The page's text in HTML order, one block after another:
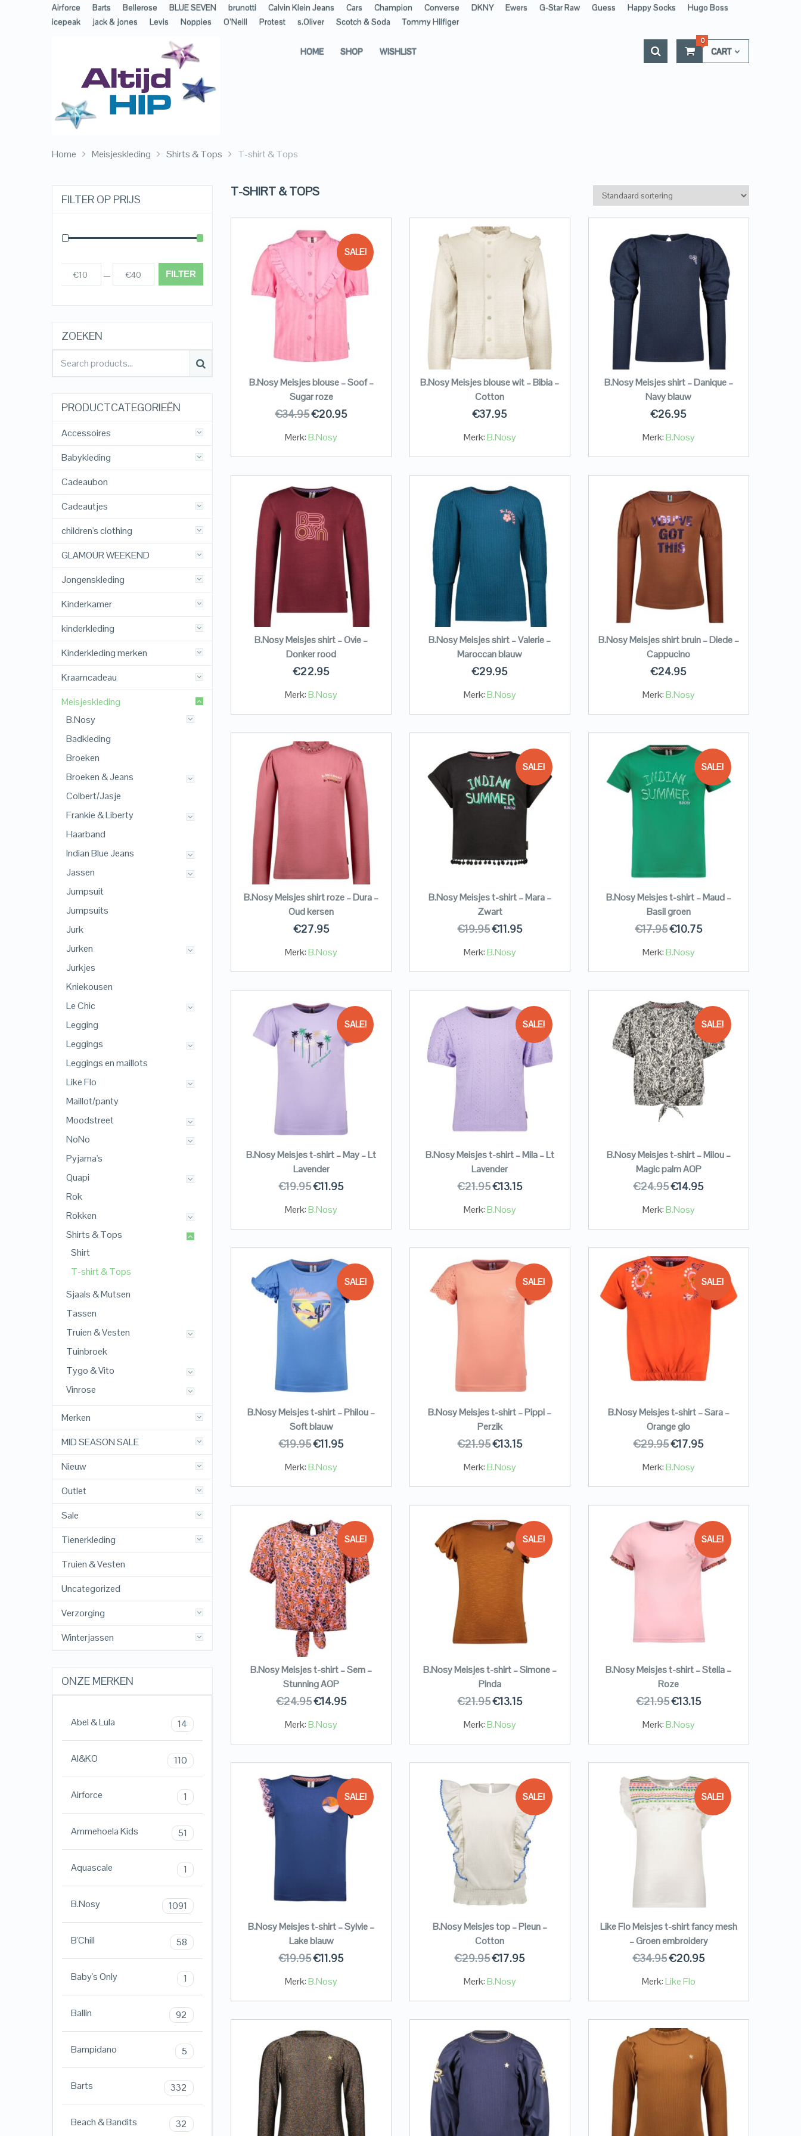
Airforce Barts Bellerose BLUE SEVEN brunotti Calvin Klein Jeans Cars Champion Converse DKNY Ewers G-Star Raw Guess Happy Socks
Hugo Boss
icepeak
jack & jones Levis Noppies O’Neill Protest s.Oliver Scotch & Soda Tommy Hilfiger
HOME SHOP WISHLIST CART
0
Home Meisjeskleding Shirts & Tops T-shirt & Tops
T-SHIRT & TOPS
SALE!
B.Nosy Meisjes blouse – Soof –
Sugar roze
€34.95€20.95
Merk:B.Nosy
B.Nosy Meisjes blouse wit – Bibia –
Cotton
€37.95
Merk:B.Nosy
B.Nosy Meisjes shirt – Danique –
Navy blauw
€26.95
Merk:B.Nosy
B.Nosy Meisjes shirt – Ovie –
Donker rood
€22.95
Merk:B.Nosy
B.Nosy Meisjes shirt – Valerie –
Maroccan blauw
€29.95
Merk:B.Nosy
B.Nosy Meisjes shirt bruin – Diede –
Cappucino
€24.95
Merk:B.Nosy
B.Nosy Meisjes shirt roze – Dura –
Oud kersen
€27.95
Merk:B.Nosy
SALE!
B.Nosy Meisjes t-shirt – Mara –
Zwart
€19.95€11.95
Merk:B.Nosy
SALE!
B.Nosy Meisjes t-shirt – Maud –
Basil groen
€17.95€10.75
Merk:B.Nosy
SALE!
B.Nosy Meisjes t-shirt – May – Lt
Lavender
€19.95€11.95
Merk:B.Nosy
SALE!
B.Nosy Meisjes t-shirt – Mila – Lt
Lavender
€21.95€13.15
Merk:B.Nosy
SALE!
B.Nosy Meisjes t-shirt – Milou –
Magic palm AOP
€24.95€14.95
Merk:B.Nosy
SALE!
B.Nosy Meisjes t-shirt – Philou –
Soft blauw
€19.95€11.95
Merk:B.Nosy
SALE!
B.Nosy Meisjes t-shirt – Pippi –
Perzik
€21.95€13.15
Merk:B.Nosy
SALE!
B.Nosy Meisjes t-shirt – Sara –
Orange glo
€29.95€17.95
Merk:B.Nosy
SALE!
B.Nosy Meisjes t-shirt – Sem –
Stunning AOP
€24.95€14.95
Merk:B.Nosy
SALE!
B.Nosy Meisjes t-shirt – Simone –
Pinda
€21.95€13.15
Merk:B.Nosy
SALE!
B.Nosy Meisjes t-shirt – Stella –
Roze
€21.95€13.15
Merk:B.Nosy
SALE!
B.Nosy Meisjes t-shirt – Sylvie –
Lake blauw
€19.95€11.95
Merk:B.Nosy
SALE!
B.Nosy Meisjes top – Pleun –
Cotton
€29.95€17.95
Merk:B.Nosy
SALE!
Like Flo Meisjes t-shirt fancy mesh
– Groen embroidery
€34.95€20.95
Merk:Like Flo
FILTER OP PRIJS
FILTER
€10 — €40
ZOEKEN
PRODUCTCATEGORIEËN
Accessoires
Babykleding
Cadeaubon
Cadeautjes
children's clothing
GLAMOUR WEEKEND
Jongenskleding
Kinderkamer
kinderkleding
Kinderkleding merken
Kraamcadeau
Meisjeskleding
B.Nosy
Badkleding
Broeken
Broeken & Jeans
Colbert/Jasje
Frankie & Liberty
Haarband
Indian Blue Jeans
Jassen
Jumpsuit
Jumpsuits
Jurk
Jurken
Jurkjes
Kniekousen
Le Chic
Legging
Leggings
Leggings en maillots
Like Flo
Maillot/panty
Moodstreet
NoNo
Pyjama's
Quapi
Rok
Rokken
Shirts & Tops
Shirt
T-shirt & Tops
Sjaals & Mutsen
Tassen
Truien & Vesten
Tuinbroek
Tygo & Vito
Vinrose
Merken
MID SEASON SALE
Nieuw
Outlet
Sale
Tienerkleding
Truien & Vesten
Uncategorized
Verzorging
Winterjassen
ONZE MERKEN
Abel & Lula 14
AI&KO 110
Airforce 1
Ammehoela Kids 51
Aquascale 1
B.Nosy 1091
B'Chill 58
Baby's Only 1
Ballin 92
Bampidano 5
Barts 332
Beach & Bandits 32